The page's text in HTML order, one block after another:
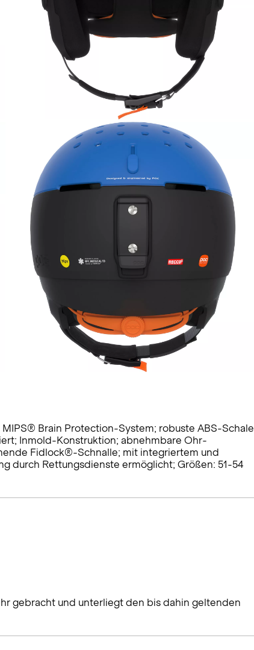
Brain Protection-System; robuste ABS-Schale
Inmold-Konstruktion; abnehmbare Ohr-
Fidlock®-Schnalle; mit integriertem und
durch Rettungsdienste ermöglicht; Größen: 51-54
gebracht und unterliegt den bis dahin geltenden